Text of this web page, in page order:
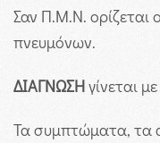
Σαν Π.Μ.Ν. ορίζεται
πνευμόνων.
ΔΙΑΓΝΩΣΗγίνεται
Τα συμπτώματα, τα